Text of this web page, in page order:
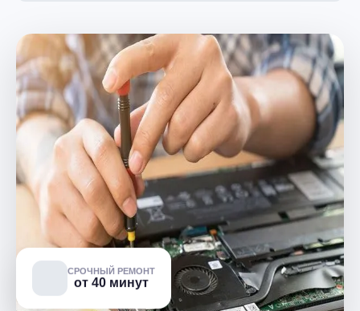
СРОЧНЫЙ РЕМОНТ
от 40 минут